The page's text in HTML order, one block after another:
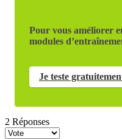
Pour vous améliorer
modules
Je teste
2 Réponses